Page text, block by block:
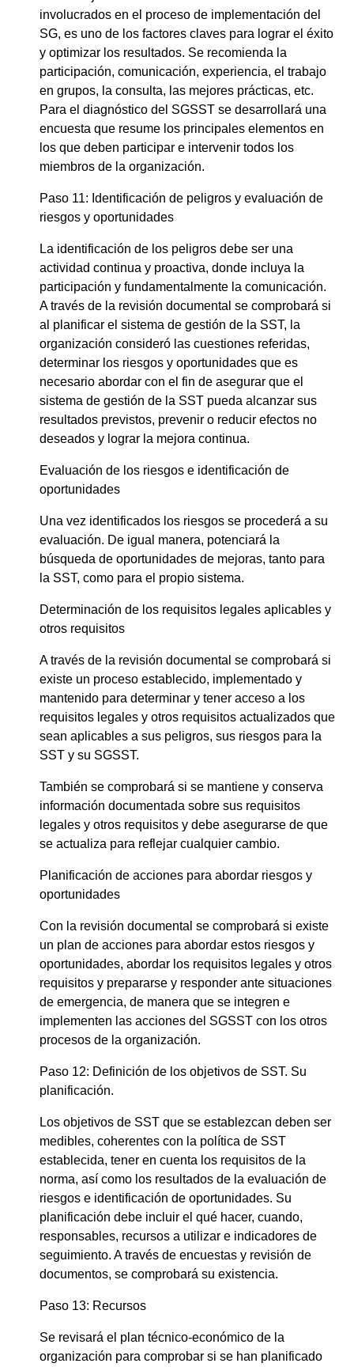
involucrados en el proceso de implementación del
SG, es uno de los factores claves para lograr el éxito
y optimizar los resultados. Se recomienda la
participación, comunicación, experiencia, el trabajo
en grupos, la consulta, las mejores prácticas, etc.
Para el diagnóstico del SGSST se desarrollará una
encuesta que resume los principales elementos en
los que deben participar e intervenir todos los
miembros de la organización.
Paso 11: Identificación de peligros y evaluación de
riesgos y oportunidades
La identificación de los peligros debe ser una
actividad continua y proactiva, donde incluya la
participación y fundamentalmente la comunicación.
A través de la revisión documental se comprobará si
al planificar el sistema de gestión de la SST, la
organización consideró las cuestiones referidas,
determinar los riesgos y oportunidades que es
necesario abordar con el fin de asegurar que el
sistema de gestión de la SST pueda alcanzar sus
resultados previstos, prevenir o reducir efectos no
deseados y lograr la mejora continua.
Evaluación de los riesgos e identificación de
oportunidades
Una vez identificados los riesgos se procederá a su
evaluación. De igual manera, potenciará la
búsqueda de oportunidades de mejoras, tanto para
la SST, como para el propio sistema.
Determinación de los requisitos legales aplicables y
otros requisitos
A través de la revisión documental se comprobará si
existe un proceso establecido, implementado y
mantenido para determinar y tener acceso a los
requisitos legales y otros requisitos actualizados que
sean aplicables a sus peligros, sus riesgos para la
SST y su SGSST.
También se comprobará si se mantiene y conserva
información documentada sobre sus requisitos
legales y otros requisitos y debe asegurarse de que
se actualiza para reflejar cualquier cambio.
Planificación de acciones para abordar riesgos y
oportunidades
Con la revisión documental se comprobará si existe
un plan de acciones para abordar estos riesgos y
oportunidades, abordar los requisitos legales y otros
requisitos y prepararse y responder ante situaciones
de emergencia, de manera que se integren e
implementen las acciones del SGSST con los otros
procesos de la organización.
Paso 12: Definición de los objetivos de SST. Su
planificación.
Los objetivos de SST que se establezcan deben ser
medibles, coherentes con la política de SST
establecida, tener en cuenta los requisitos de la
norma, así como los resultados de la evaluación de
riesgos e identificación de oportunidades. Su
planificación debe incluir el qué hacer, cuando,
responsables, recursos a utilizar e indicadores de
seguimiento. A través de encuestas y revisión de
documentos, se comprobará su existencia.
Paso 13: Recursos
Se revisará el plan técnico-económico de la
organización para comprobar si se han planificado